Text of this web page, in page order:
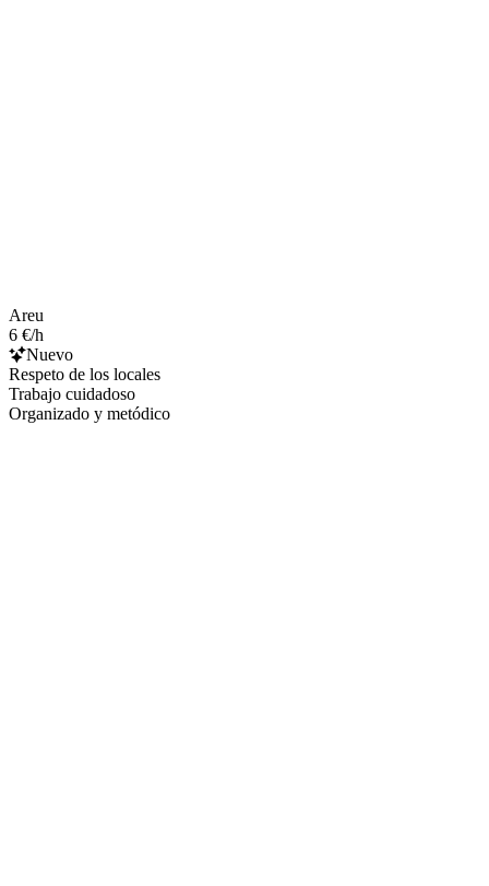
Areu
6 €/h
Nuevo
Respeto de los locales
Trabajo cuidadoso
Organizado y metódico